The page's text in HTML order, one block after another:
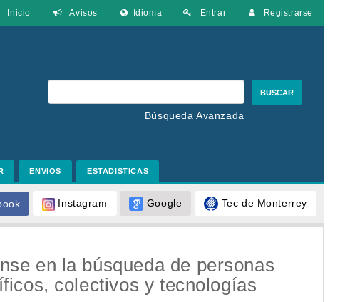
Entrar Registrarse
Inicio Avisos Idioma
BUSCAR
Búsqueda Avanzada
ENVIOS ESTADISTICAS
Instagram Google Tec de Monterrey
en la búsqueda de personas
colectivos y tecnologías